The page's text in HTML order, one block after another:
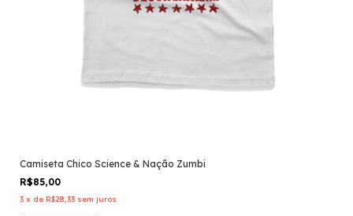
Camiseta Chico Science & Nação Zumbi
R$85,00
3 x de R$28,33 sem juros